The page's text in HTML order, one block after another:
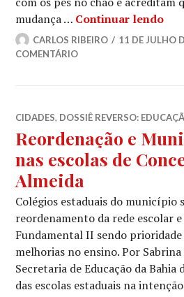
mudança … Continuar lendo
CARLOS RIBEIRO 11 DE JULHO
COMENTÁRIO
CIDADES, DOSSIÊ REVERSO:
Reordenação e
nas escolas de
Almeida
Colégios estaduais do município
reordenamento da rede escolar
Fundamental II sendo
melhorias no ensino. Por
Secretaria de Educação da
das escolas estaduais na